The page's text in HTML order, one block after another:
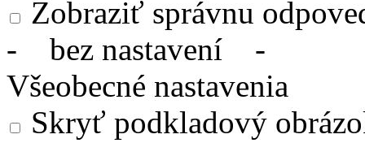
Zobraziť správnu
- bez nastavení -
Všeobecné nastavenia
Skryť podkladový